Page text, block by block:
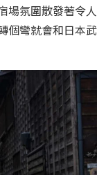
場氛圍散發著令人
個彎就會和日本武